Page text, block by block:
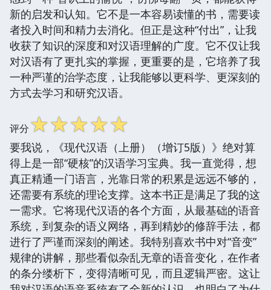
新的启发和认知。它不是一本容易读懂的书，需要读
者投入时间和精力去消化。但正是这种“付出”，让我
收获了知识的深度和对汉语理解的广度。它不仅让我
对汉语有了更扎实的掌握，更重要的是，它培养了我
一种严谨的治学态度，让我能够以更科学、更深刻的
方式去学习和研究汉语。
评分☆☆☆☆☆
要我说，《现代汉语（上册）（增订5版）》绝对算
得上是一部“硬核”的汉语学习宝典。我一直觉得，想
真正精通一门语言，光靠日常的积累是远远不够的，
还需要有系统的理论支撑。这本书正是满足了我的这
一需求。它将现代汉语的各个方面，从最基础的语音
系统，到复杂的语义网络，再到精妙的修辞手法，都
进行了严谨而深刻的阐述。我特别喜欢书中对“音变”
规律的讲解，那些看似杂乱无章的语音变化，在作者
的条分缕析下，变得清晰可见，而且逻辑严密。这让